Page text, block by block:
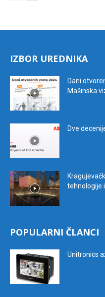
IZBOR UREDNIKA
Dani
Mašinska
Dve
tehnologije
POPULARNI ČLANCI
Unitronics